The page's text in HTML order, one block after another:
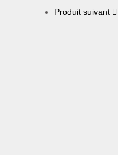
Produit suivant